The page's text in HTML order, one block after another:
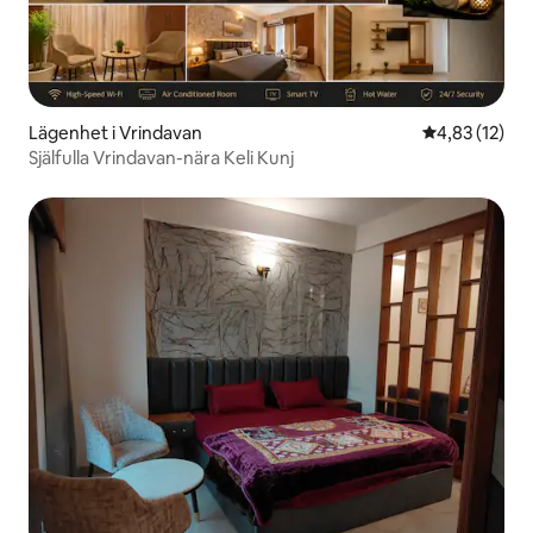
Lägenhet i Vrindavan 4,83 av 5 i
4,83 (12)
Själfulla Vrindavan-nära Keli Kunj